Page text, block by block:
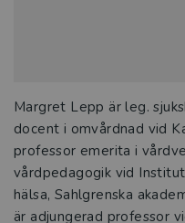
Margret Lepp är leg.
docent i omvårdnad vid
professor emerita i
vårdpedagogik vid
hälsa, Sahlgrenska
är adjungerad professor